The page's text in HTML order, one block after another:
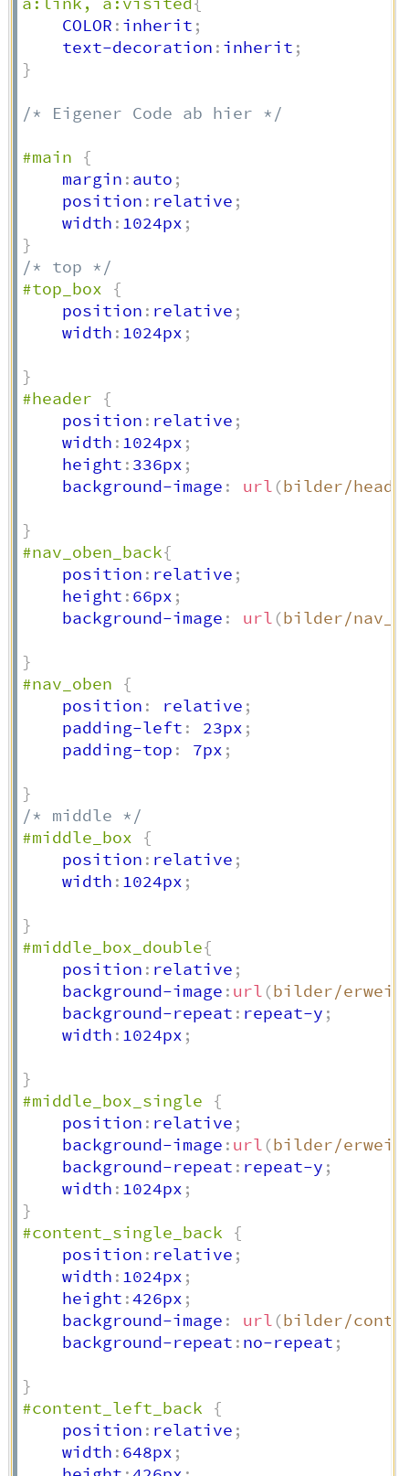
    COLOR
: inherit ;
    text-decoration
: inherit ;
}
/* Eigener Code ab hier */
#main
{
    margin
: auto ;
    position
: relative ;
    width
: 1024px ;
}
/* top */
#top_box
{
    position
: relative ;
    width
: 1024px ;
}
#header
{
    position
: relative ;
    width
: 1024px ;
    height
: 336px ;
    background-image
: url (bilder/
}
#nav_oben_back{
    position
: relative ;
    height
: 66px ;
    background-image
: url (bilder/
}
#nav_oben
{
    position
: relative ;
    padding-left
: 23px ;
    padding-top
: 7px ;
}
/* middle */
#middle_box
{
    position
: relative ;
    width
: 1024px ;
}
#middle_box_double{
    position
: relative ;
    background-image
: url (bilder/
    background-repeat
: repeat-y ;
    width
: 1024px ;
}
#middle_box_single
{
    position
: relative ;
    background-image
: url (bilder/
    background-repeat
: repeat-y ;
    width
: 1024px ;
}
#content_single_back
{
    position
: relative ;
    width
: 1024px ;
    height
:426px ;
    background-image
: url (bilder/
    background-repeat
: no-repeat ;
}
#content_left_back
{
    position
: relative ;
    width
: 648px ;